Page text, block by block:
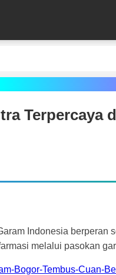
Terpercaya
Indonesia berperan
melalui pasokan
Bogor-Tembus-Cuan-